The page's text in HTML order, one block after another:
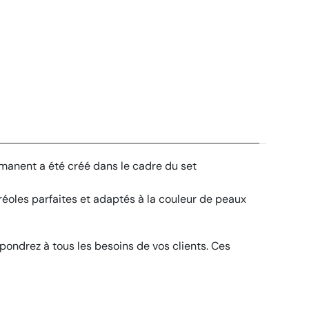
a été créé dans le cadre du set
parfaites et adaptés à la couleur de peaux
à tous les besoins de vos clients. Ces